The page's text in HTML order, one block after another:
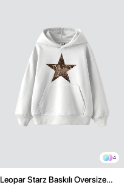
4
Leopar Starz Baskılı Oversize